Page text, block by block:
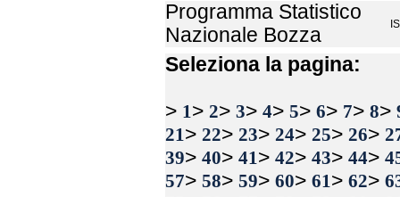
Programma Statistico
Nazionale Bozza
Seleziona la pagina:
> 1 > 2> 3> 4> 5> 6> 7> 8>
21 > 22> 23> 24> 25> 26>
39> 40> 41 > 42> 43> 44>
57> 58> 59> 60> 61 > 62>